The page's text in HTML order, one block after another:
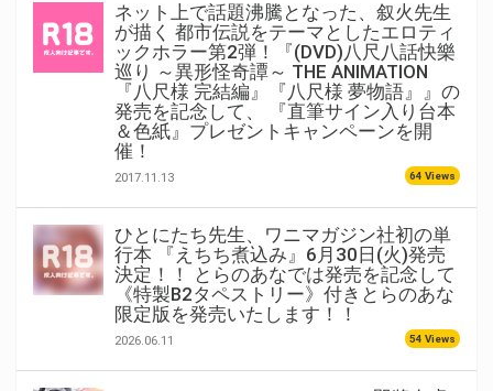
ネット上で話題沸騰となった、叙火先生
が描く 都市伝説をテーマとしたエロティ
ックホラー第2弾！『(DVD)八尺八話快樂
巡り ～異形怪奇譚～ THE ANIMATION
『八尺様 完結編』『八尺様 夢物語』』の
発売を記念して、 『直筆サイン入り台本
＆色紙』プレゼントキャンペーンを開
催！
2017.11.13 64 Views
ひとにたち先生、ワニマガジン社初の単
行本 『えちち煮込み』6月30日(火)発売
決定！！ とらのあなでは発売を記念して
《特製B2タペストリー》付きとらのあな
限定版を発売いたします！！
2026.06.11 54 Views